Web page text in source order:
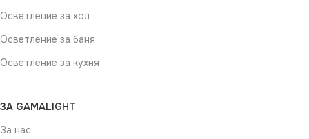
Осветление за хол
Осветление за баня
Осветление за кухня
ЗА GAMALIGHT
За нас